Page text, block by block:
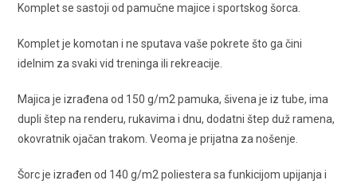
Komplet se sastoji od pamučne majice i sportskog šorca.
Komplet je komotan i ne sputava vaše pokrete što ga čini
idelnim za svaki vid treninga ili rekreacije.
Majica je izrađena od 150 g/m2 pamuka, šivena je iz tube, ima
dupli štep na renderu, rukavima i dnu, dodatni štep duž ramena,
okovratnik ojačan trakom. Veoma je prijatna za nošenje.
Šorc je izrađen od 140 g/m2 poliestera sa funkicijom upijanja i